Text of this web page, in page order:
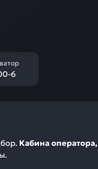
6
Кабина